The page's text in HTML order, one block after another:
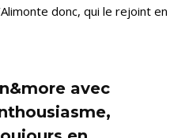
donc, qui le rejoint en
avec